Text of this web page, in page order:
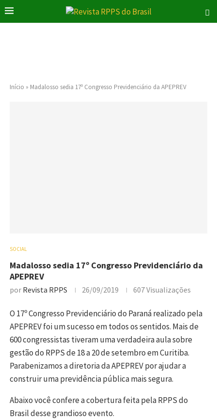
Início » Madalosso sedia 17º Congresso Previdenciário da APEPREV
SOCIAL
Madalosso sedia 17º Congresso Previdenciário da
APEPREV
por Revista RPPS 26/09/2019 607Visualizações
O 17º Congresso Previdenciário do Paraná realizado pela
APEPREV foi um sucesso em todos os sentidos. Mais de
600 congressistas tiveram uma verdadeira aula sobre
gestão do RPPS de 18 a 20 de setembro em Curitiba.
Parabenizamos a diretoria da APEPREV por ajudar a
construir uma previdência pública mais segura.
Abaixo você confere a cobertura feita pela RPPS do
Brasil desse grandioso evento.